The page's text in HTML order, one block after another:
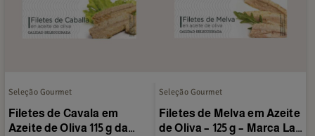
Seleção Gourmet
Filetes de Cavala em
Azeite de Oliva 115 g da
Seleção Gourmet
Filetes de Melva em Azeite
de Oliva – 125 g – Marca La